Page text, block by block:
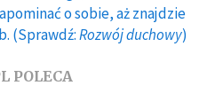
o sobie, aż znajdzie
(Sprawdź:Rozwój duchowy)
POLECA